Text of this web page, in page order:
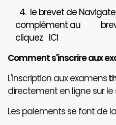
4. le brevet de
complément au
cliquez ICI
Comment s'inscrire aux
L'inscription aux examens
directement en ligne sur le
Les paiements se font de